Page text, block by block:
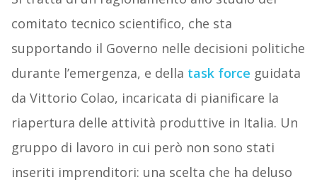
comitato tecnico scientifico, che sta
supportando il Governo nelle decisioni politiche
durante l’emergenza, e della task force guidata
da Vittorio Colao, incaricata di pianificare la
riapertura delle attività produttive in Italia. Un
gruppo di lavoro in cui però non sono stati
inseriti imprenditori: una scelta che ha deluso